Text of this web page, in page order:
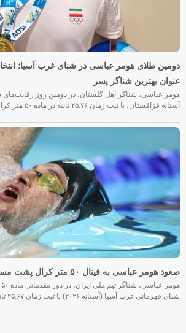
دومین طلای هومر عباسی در شنای غرب آسیا؛ انتخاب
عنوان بهترین شناگر پسر
هومر عباسی، شناگر اهل گلستان، در دومین روز رقابت‌های
آستانه قزاقستان، با ثبت زمان ۲۵.۷۶ ثانیه در ماده ۵۰ متر کرال پشت به مدال طلا
صعود هومر عباسی به فینال ۵۰ متر کرال پشت مسابقات غرب آسیا
شنای قهرمانی غرب آسیا (آستانه ۲۰۲۶) با ثبت زمان ۲۵.۶۷ ثانیه در جایگاه نخست قرار